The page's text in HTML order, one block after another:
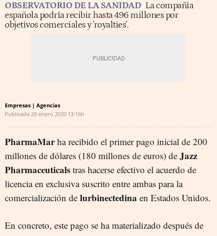
OBSERVATORIO DE LA SANIDAD La compañía
española podría recibir hasta 496 millones por
objetivos comerciales y 'royalties'.
Empresas | Agencias
Publicada 29 enero 2020 13:16h
PharmaMarha recibido el primer pago inicial de 200
millones de dólares (180 millones de euros) de Jazz
Pharmaceuticals tras hacerse efectivo el acuerdo de
licencia en exclusiva suscrito entre ambas para la
comercialización de lurbinectedina en Estados Unidos.
En concreto, este pago se ha materializado después de